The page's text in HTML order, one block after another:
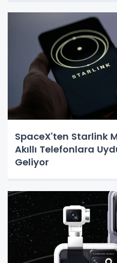
SpaceX'ten Starlink
Akıllı Telefonlara
Geliyor